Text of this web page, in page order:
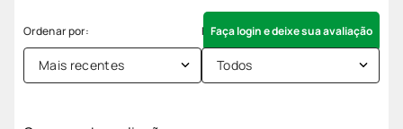
Faça login e deixe sua avaliação
Mais recentes Todos